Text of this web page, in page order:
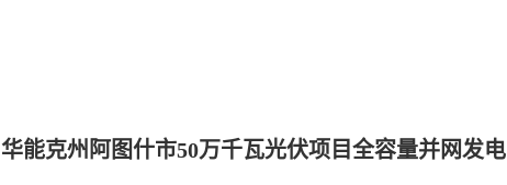
华能克州阿图什市50万千瓦光伏项目全容量并网发电